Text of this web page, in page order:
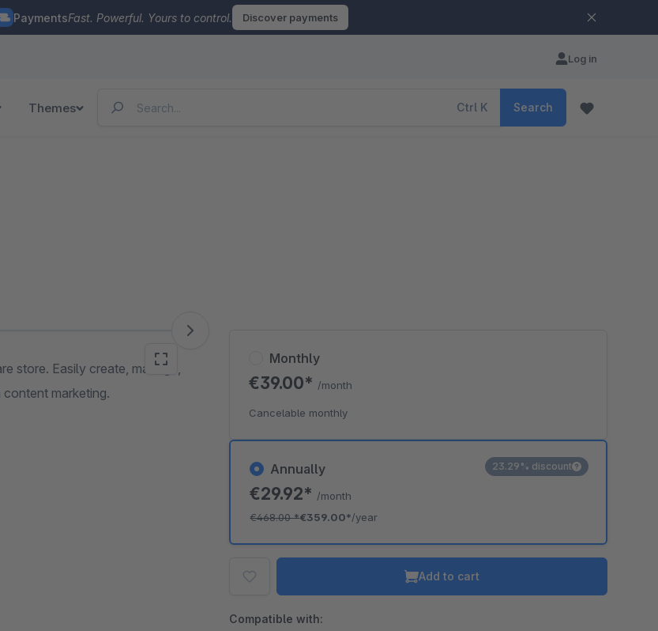
PaymentsFast. Powerful. Yours to control. Discover payments
Log in
Themes Ctrl K Search
store. Easily create, manage,
marketing.
Annually
€29.92* /month
€468.00*€359.00*/year
23.29% discount
Monthly
€39.00* /month
Cancelable monthly
Add to cart
Compatible with: